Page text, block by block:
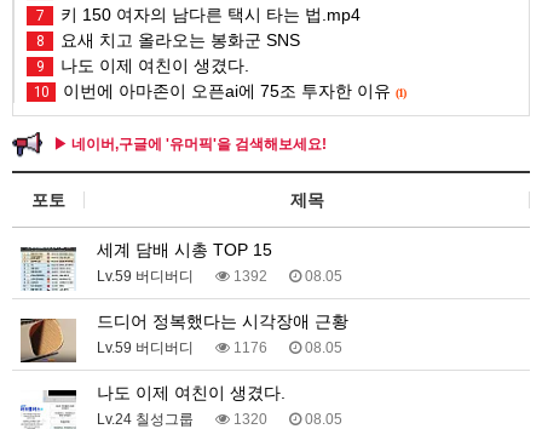
7 키 150 여자의 남다른 택시 타는 법.mp4
8 요새 치고 올라오는 봉화군 SNS
9 나도 이제 여친이 생겼다.
10 이번에 아마존이 오픈ai에 75조 투자한 이유 (1)
▶ 네이버,구글에 '유머픽'을 검색해보세요!
포토 제목
세계 담배 시총 TOP 15
Lv.59 버디버디 1392 08.05
드디어 정복했다는 시각장애 근황
Lv.59 버디버디 1176 08.05
나도 이제 여친이 생겼다.
Lv.24 칠성그룹 1320 08.05